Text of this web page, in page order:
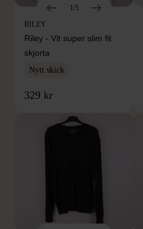
1/5
RILEY
Riley - Vit super slim fit
skjorta
Nytt skick
329 kr